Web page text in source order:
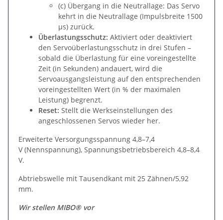
(c) Übergang in die Neutrallage: Das Servo
kehrt in die Neutrallage (Impulsbreite 1500
µs) zurück.
Überlastungsschutz: Aktiviert oder deaktiviert
den Servoüberlastungsschutz in drei Stufen –
sobald die Überlastung für eine voreingestellte
Zeit (in Sekunden) andauert, wird die
Servoausgangsleistung auf den entsprechenden
voreingestellten Wert (in % der maximalen
Leistung) begrenzt.
Reset: Stellt die Werkseinstellungen des
angeschlossenen Servos wieder her.
Erweiterte Versorgungsspannung 4,8–7,4
V (Nennspannung), Spannungsbetriebsbereich 4,8–8,4
V.
Abtriebswelle mit Tausendkant mit 25 Zähnen/5,92
mm.
Wir stellen MIBO® vor